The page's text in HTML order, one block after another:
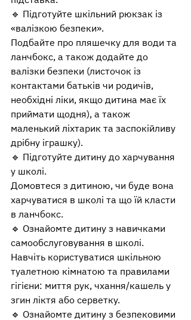
🔹 Підготуйте шкільний рюкзак із
«валізкою безпеки».
Подбайте про пляшечку для води та
ланчбокс, а також додайте до
валізки безпеки (листочок із
контактами батьків чи родичів,
необхідні ліки, якщо дитина має їх
приймати щодня), а також
маленький ліхтарик та заспокійливу
дрібну іграшку).
🔹 Підготуйте дитину до харчування
у школі.
Домовтеся з дитиною, чи буде вона
харчуватися в школі та що їй класти
в ланчбокс.
🔹 Ознайомте дитину з навичками
самообслуговування в школі.
Навчіть користуватися шкільною
туалетною кімнатою та правилами
гігієни: миття рук, чхання/кашель у
згин ліктя або серветку.
🔹 Ознайомте дитину з безпековими